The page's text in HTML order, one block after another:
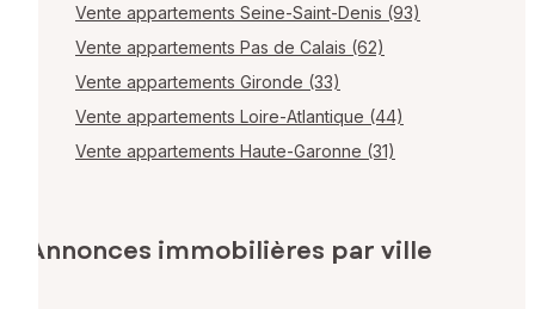
Vente appartements Seine-Saint-Denis (93)
Vente appartements Pas de Calais (62)
Vente appartements Gironde (33)
Vente appartements Loire-Atlantique (44)
Vente appartements Haute-Garonne (31)
Annonces immobilières par ville